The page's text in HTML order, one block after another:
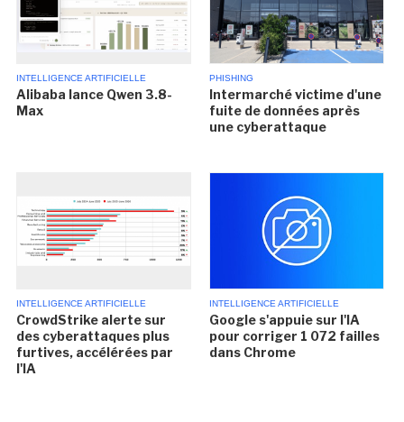
INTELLIGENCE ARTIFICIELLE
Alibaba lance Qwen 3.8-
Max
PHISHING
Intermarché victime d'une
fuite de données après
une cyberattaque
INTELLIGENCE ARTIFICIELLE
CrowdStrike alerte sur
des cyberattaques plus
furtives, accélérées par
l'IA
INTELLIGENCE ARTIFICIELLE
Google s'appuie sur l'IA
pour corriger 1 072 failles
dans Chrome